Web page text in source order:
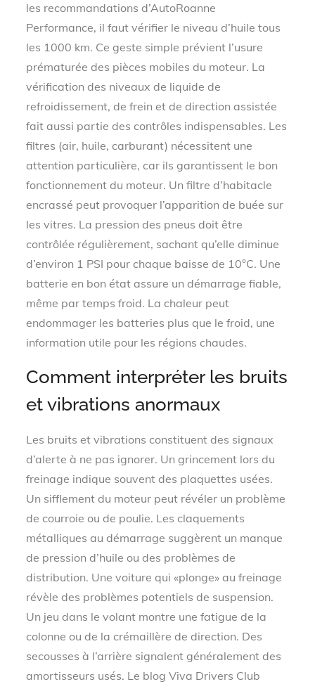
les recommandations d’AutoRoanne
Performance, il faut vérifier le niveau d’huile tous
les 1000 km. Ce geste simple prévient l’usure
prématurée des pièces mobiles du moteur. La
vérification des niveaux de liquide de
refroidissement, de frein et de direction assistée
fait aussi partie des contrôles indispensables. Les
filtres (air, huile, carburant) nécessitent une
attention particulière, car ils garantissent le bon
fonctionnement du moteur. Un filtre d’habitacle
encrassé peut provoquer l’apparition de buée sur
les vitres. La pression des pneus doit être
contrôlée régulièrement, sachant qu’elle diminue
d’environ 1 PSI pour chaque baisse de 10°C. Une
batterie en bon état assure un démarrage fiable,
même par temps froid. La chaleur peut
endommager les batteries plus que le froid, une
information utile pour les régions chaudes.
Comment interpréter les bruits
et vibrations anormaux
Les bruits et vibrations constituent des signaux
d’alerte à ne pas ignorer. Un grincement lors du
freinage indique souvent des plaquettes usées.
Un sifflement du moteur peut révéler un problème
de courroie ou de poulie. Les claquements
métalliques au démarrage suggèrent un manque
de pression d’huile ou des problèmes de
distribution. Une voiture qui «plonge» au freinage
révèle des problèmes potentiels de suspension.
Un jeu dans le volant montre une fatigue de la
colonne ou de la crémaillère de direction. Des
secousses à l’arrière signalent généralement des
amortisseurs usés. Le blog Viva Drivers Club